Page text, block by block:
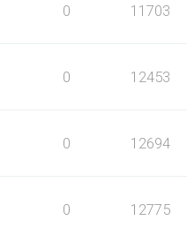
0 11703
0 12453
0 12694
0 12775